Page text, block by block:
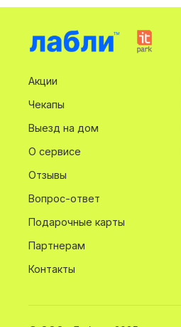
Акции
Чекапы
Выезд на дом
О сервисе
Отзывы
Вопрос-ответ
Подарочные карты
Партнерам
Контакты